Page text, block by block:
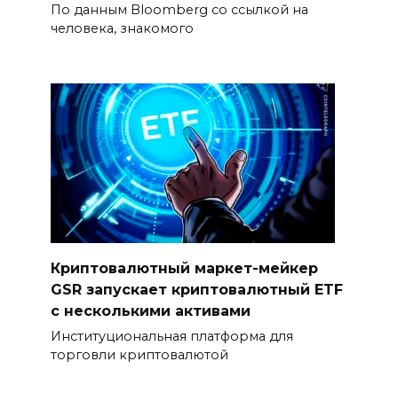
По данным Bloomberg со ссылкой на
человека, знакомого
Криптовалютный маркет-мейкер
GSR запускает криптовалютный ETF
с несколькими активами
Институциональная платформа для
торговли криптовалютой